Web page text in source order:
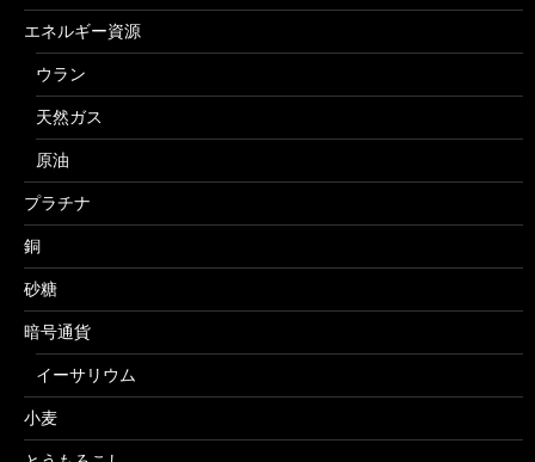
エネルギー資源
ウラン
天然ガス
原油
プラチナ
銅
砂糖
暗号通貨
イーサリウム
小麦